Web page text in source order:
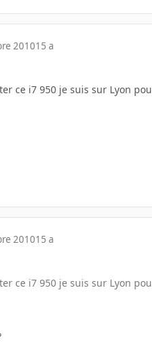
201015 a
ce i7 950 je suis sur Lyon
201015 a
ce i7 950 je suis sur Lyon